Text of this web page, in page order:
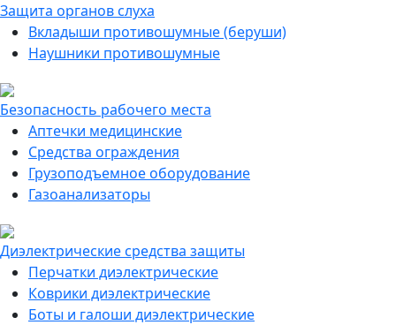
Защита органов слуха
Вкладыши противошумные (беруши)
Наушники противошумные
Безопасность рабочего места
Аптечки медицинские
Средства ограждения
Грузоподъемное оборудование
Газоанализаторы
Диэлектрические средства защиты
Перчатки диэлектрические
Коврики диэлектрические
Боты и галоши диэлектрические